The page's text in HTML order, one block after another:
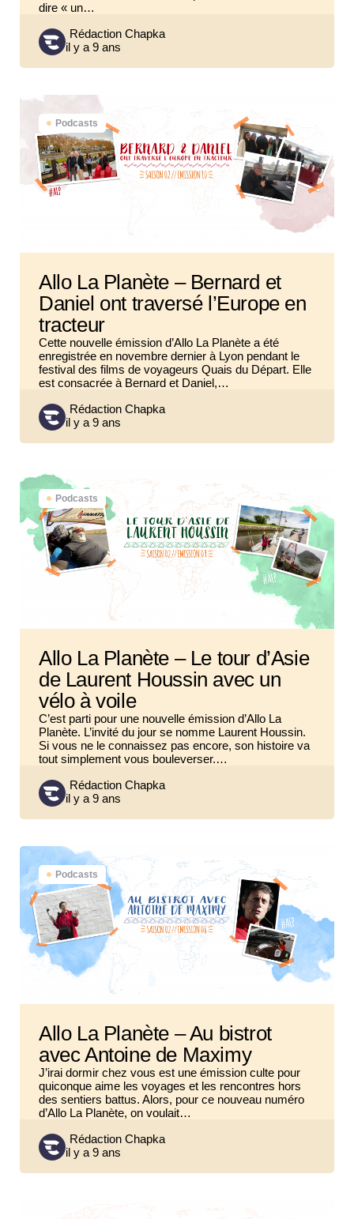
dire « un…
Posted
by
Rédaction Chapka
il y a 9 ans
Podcasts
Allo La Planète – Bernard et
Daniel ont traversé l’Europe en
tracteur
Cette nouvelle émission d’Allo La Planète a été
enregistrée en novembre dernier à Lyon pendant le
festival des films de voyageurs Quais du Départ. Elle
est consacrée à Bernard et Daniel,…
Posted
by
Rédaction Chapka
il y a 9 ans
Podcasts
Allo La Planète – Le tour d’Asie
de Laurent Houssin avec un
vélo à voile
C’est parti pour une nouvelle émission d’Allo La
Planète. L’invité du jour se nomme Laurent Houssin.
Si vous ne le connaissez pas encore, son histoire va
tout simplement vous bouleverser.…
Posted
by
Rédaction Chapka
il y a 9 ans
Podcasts
Allo La Planète – Au bistrot
avec Antoine de Maximy
J’irai dormir chez vous est une émission culte pour
quiconque aime les voyages et les rencontres hors
des sentiers battus. Alors, pour ce nouveau numéro
d’Allo La Planète, on voulait…
Posted
by
Rédaction Chapka
il y a 9 ans